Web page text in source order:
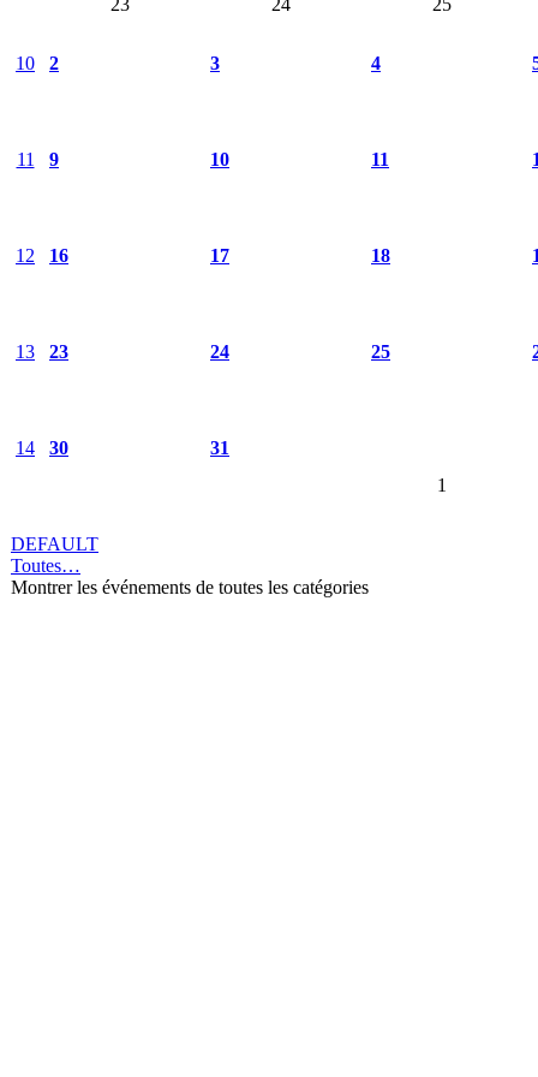
23 24 25
10 2 3 4
11 9 10 11
12 16 17 18
13 23 24 25
14 30
31
1
DEFAULT
Toutes…
Montrer les événements de toutes les catégories